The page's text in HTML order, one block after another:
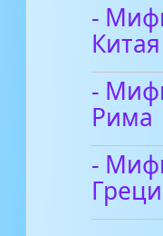
-
Китая
-
Рима
-